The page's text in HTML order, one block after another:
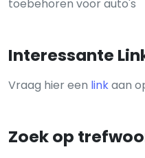
toebehoren voor auto's
Interessante
Vraag hier een linkaan
Zoek op